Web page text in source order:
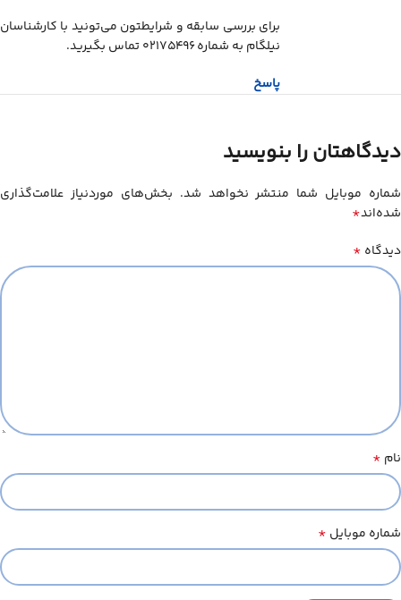
برای بررسی سابقه و شرایطتون می‌تونید با کارشناسان
نیلگام به شماره ۰۲۱۷۵۴۹۶ تماس بگیرید.
پاسخ
دیدگاهتان را بنویسید
شماره موبایل شما منتشر نخواهد شد. بخش‌های موردنیاز علامت‌گذاری
شده‌اند*
دیدگاه *
نام *
شماره موبایل *